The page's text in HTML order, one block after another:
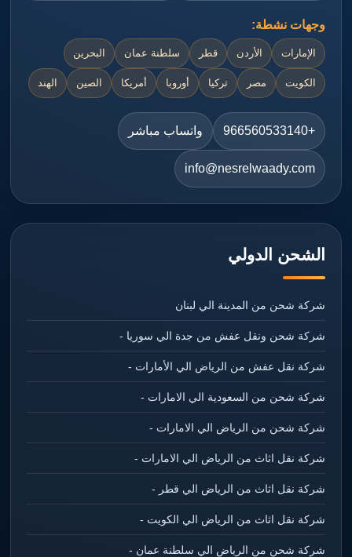
وجهات نشطة:
الإمارات الأردن قطر سلطنة عمان البحرين
الكويت مصر تركيا أوروبا أمريكا الصين الهند
+966560533140 واتساب مباشر
info@nesrelwaady.com
الشحن الدولي
شركة شحن من المدينة الي لبنان
شركة شحن ونقل عفش من جدة الي سوريا -
شركة نقل عفش من الرياض الي الأمارات -
شركة شحن من السعودية الي الامارات -
شركة شحن من الرياض الي الامارات -
شركة نقل اثاث من الرياض الي الامارات -
شركة نقل اثاث من الرياض الي قطر -
شركة نقل اثاث من الرياض الي الكويت -
شركة شحن من الرياض الي سلطنة عمان -